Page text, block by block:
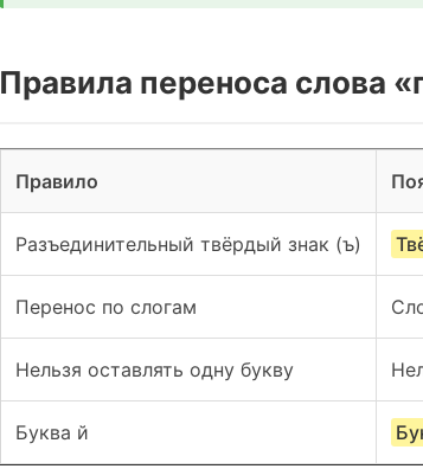
Правила переноса слова
Правило
Разъединительный твёрдый знак (ъ)
Перенос по слогам
Нельзя оставлять одну букву
Буква й